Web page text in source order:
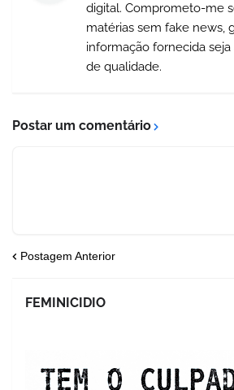
digital. Comprometo-me
matérias sem fake news,
informação fornecida
de qualidade.
Postar um comentário
Postagem Anterior
FEMINICIDIO